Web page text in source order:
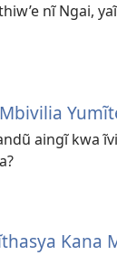
nĩ Ngai,
aingĩ kwa
Kana